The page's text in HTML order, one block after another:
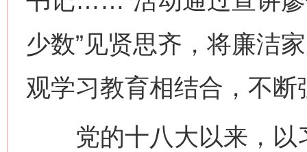
少数”见贤思齐，将廉洁
观学习教育相结合，不
党的十八大以来，以